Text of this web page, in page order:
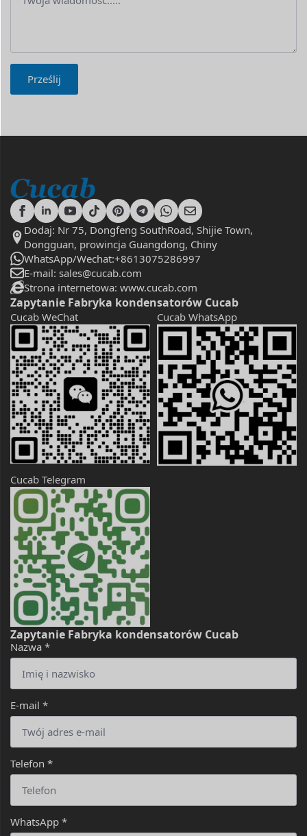
Prześlij
Dodaj: Nr 75, Dongfeng SouthRoad, Shijie Town,
Dongguan, prowincja Guangdong, Chiny
WhatsApp/Wechat:+8613075286997
E-mail: sales@cucab.com
Strona internetowa: www.cucab.com
Zapytanie Fabryka kondensatorów Cucab
Cucab WeChat Cucab WhatsApp
Cucab Telegram
Zapytanie Fabryka kondensatorów Cucab
Nazwa *
E-mail *
Telefon *
WhatsApp *